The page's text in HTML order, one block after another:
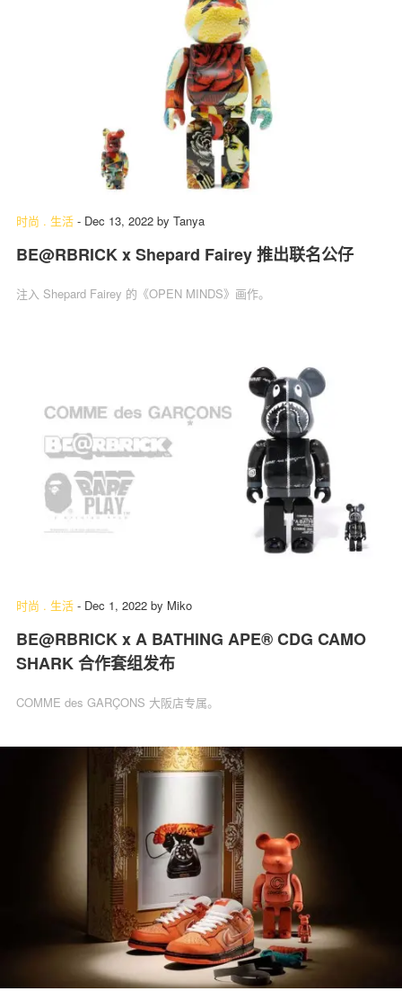
时尚 . 生活 - Dec 13, 2022 by Tanya
BE@RBRICK x Shepard Fairey 推出联名公仔
注入 Shepard Fairey 的《OPEN MINDS》画作。
时尚 . 生活 - Dec 1, 2022 by Miko
BE@RBRICK x A BATHING APE® CDG CAMO
SHARK 合作套组发布
COMME des GARÇONS 大阪店专属。